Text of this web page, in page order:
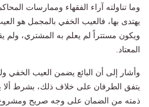
وما تناولته آراء الفقهاء وممارسات
يهتدى بها، فالعيب الخفي بالمجمل هو
ويكون مستتراً لم يعلم به المشتري، ولم
المعتاد.
وأشار إلى أن البائع يضمن العيب الخفي
يتفق الطرفان على خلاف ذلك، بشرط ألا
ذمته من الضمان على وجه صريح ومشروع.